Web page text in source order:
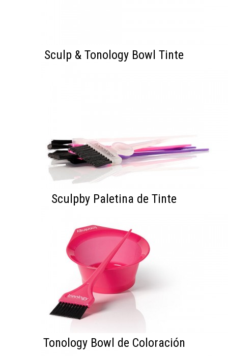
No me lo vuelvas a preguntar
Sculp & Tonology Bowl Tinte
Sculpby Paletina de Tinte
Tonology Bowl de Coloración